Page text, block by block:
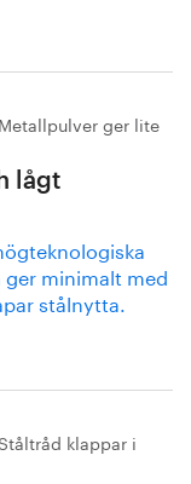
ger lite
lågt
minimalt med
stålnytta.
klappar i